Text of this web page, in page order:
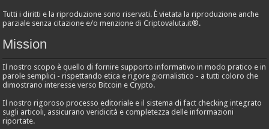
Tutti i diritti e la riproduzione sono riservati. È vietata la riproduzione anche
parziale senza citazione e/o menzione di Criptovaluta.it®.
Mission
Il nostro scopo è quello di fornire supporto informativo in modo pratico e in
parole semplici - rispettando etica e rigore giornalistico - a tutti coloro che
dimostrano interesse verso Bitcoin e Crypto.
Il nostro rigoroso processo editoriale e il sistema di fact checking integrato
sugli articoli, assicurano veridicità e completezza delle informazioni
riportate.